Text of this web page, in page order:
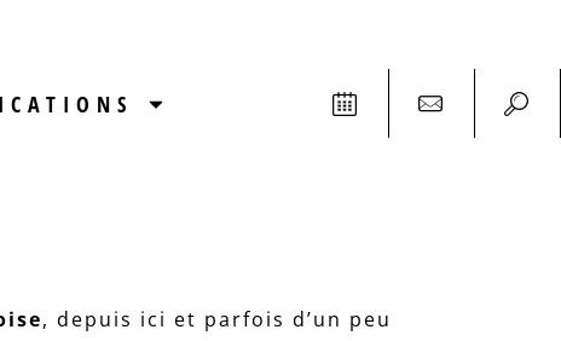
, depuis ici et parfois d’un peu